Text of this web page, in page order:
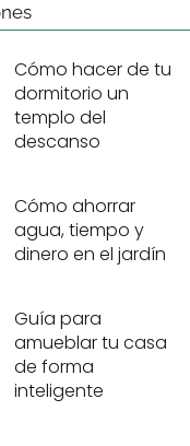
Cómo hacer de tu
dormitorio un
templo del
descanso
Cómo ahorrar
agua, tiempo y
dinero en el jardín
Guía para
amueblar tu casa
de forma
inteligente